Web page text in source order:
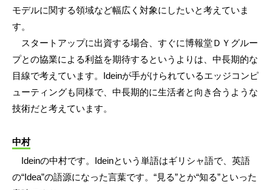
モデルに関する領域など幅広く対象にしたいと考えていま
す。
スタートアップに出資する場合、すぐに博報堂ＤＹグルー
プとの協業による利益を期待するというよりは、中長期的な
目線で考えています。Ideinが手がけられているエッジコンピ
ューティングも同様で、中長期的に生活者と向き合うような
技術だと考えています。
中村
Ideinの中村です。Ideinという単語はギリシャ語で、英語
の“Idea”の語源になった言葉です。“見る”とか“知る”といった